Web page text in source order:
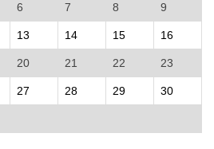
6 7 8 9
13 14 15 16
20 21 22 23
27 28 29 30